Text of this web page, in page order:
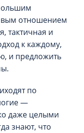
отношением
тактичная и
к каждому,
и предложить
по
—
даже целыми
знают, что